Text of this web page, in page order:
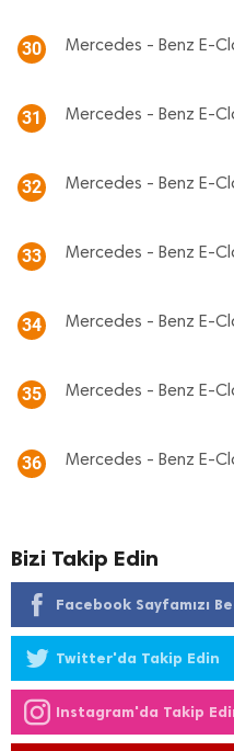
30 Mercedes - Benz E-
31 Mercedes - Benz E-
32 Mercedes - Benz E-
33 Mercedes - Benz E-
34 Mercedes - Benz E-
35 Mercedes - Benz E-
36 Mercedes - Benz E-
Bizi Takip Edin
Facebook Sayfamızı
Twitter'da Takip Edin
Instagram'da Takip